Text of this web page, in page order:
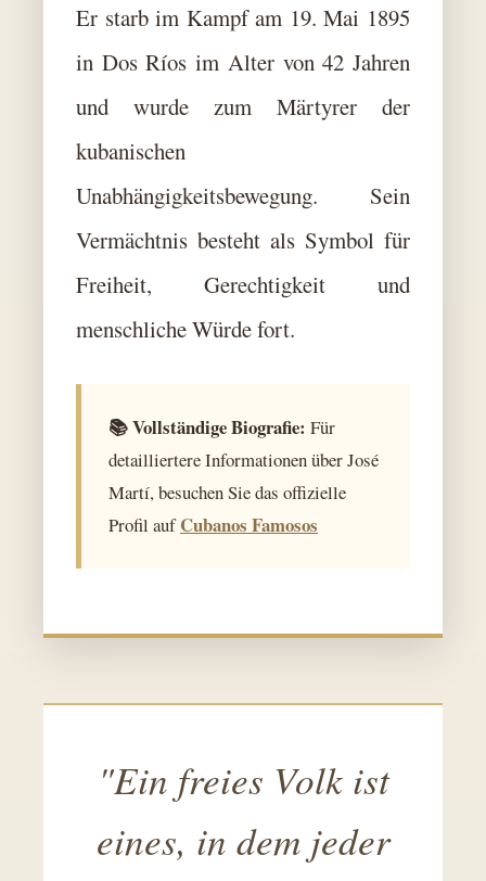
Er starb im Kampf am 19. Mai 1895
in Dos Ríos im Alter von 42 Jahren
und wurde zum Märtyrer der
kubanischen
Unabhängigkeitsbewegung. Sein
Vermächtnis besteht als Symbol für
Freiheit, Gerechtigkeit und
menschliche Würde fort.
📚 Vollständige Biografie: Für
detailliertere Informationen über José
Martí, besuchen Sie das offizielle
Profil aufCubanos Famosos
"Ein freies Volk ist
eines, in dem jeder